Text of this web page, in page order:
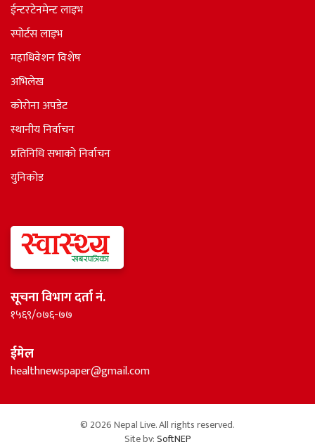
ईन्टरटेनमेन्ट लाइभ
स्पोर्टस लाइभ
महाधिवेशन विशेष
अभिलेख
कोरोना अपडेट
स्थानीय निर्वाचन
प्रतिनिधि सभाकाे निर्वाचन
युनिकोड
सूचना विभाग दर्ता नं.
१५६९/०७६-७७
ईमेल
healthnewspaper@gmail.com
© 2026 Nepal Live. All rights reserved.